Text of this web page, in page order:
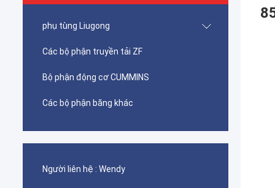
phụ tùng Liugong
Các bộ phận truyền tải ZF
Bộ phận động cơ CUMMINS
Các bộ phận băng khác
Người liên hệ : Wendy